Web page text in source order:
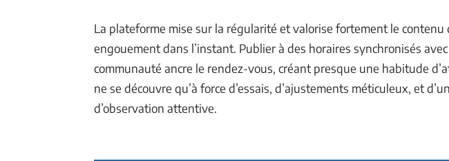
La plateforme mise sur la régularité et valorise fortement le contenu
engouement dans l’instant. Publier à des horaires synchronisés
communauté ancre le rendez-vous, créant presque une habitude
ne se découvre qu’à force d’essais, d’ajustements méticuleux, et
d’observation attentive.